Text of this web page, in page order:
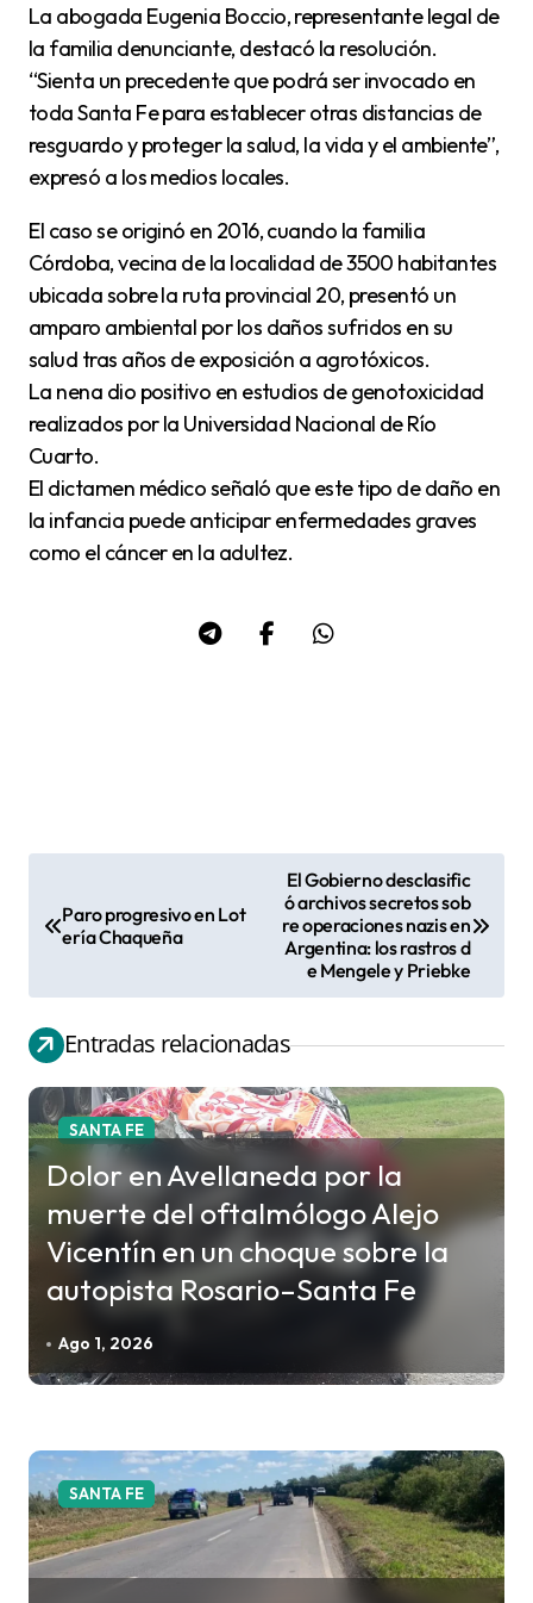
La abogada Eugenia Boccio, representante legal de
la familia denunciante, destacó la resolución.
“Sienta un precedente que podrá ser invocado en
toda Santa Fe para establecer otras distancias de
resguardo y proteger la salud, la vida y el ambiente”,
expresó a los medios locales.
El caso se originó en 2016, cuando la familia
Córdoba, vecina de la localidad de 3500 habitantes
ubicada sobre la ruta provincial 20, presentó un
amparo ambiental por los daños sufridos en su
salud tras años de exposición a agrotóxicos.
La nena dio positivo en estudios de genotoxicidad
realizados por la Universidad Nacional de Río
Cuarto.
El dictamen médico señaló que este tipo de daño en
la infancia puede anticipar enfermedades graves
como el cáncer en la adultez.
e
g
i
n
a
d
a
s
Paro progresivo en Lot
ería Chaqueña
El Gobierno desclasific
ó archivos secretos sob
re operaciones nazis en
Argentina: los rastros d
e Mengele y Priebke
Entradas relacionadas
SANTA FE
Dolor en Avellaneda por la
muerte del oftalmólogo Alejo
Vicentín en un choque sobre la
autopista Rosario–Santa Fe
Ago 1, 2026
SANTA FE